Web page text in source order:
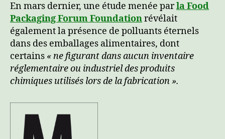
En mars dernier, une étude menée parla Food
Packaging Forum Foundationrévélait
également la présence de polluants éternels
dans des emballages alimentaires, dont
certains « ne figurant dans aucun inventaire
réglementaire ou industriel des produits
chimiques utilisés lors de la fabrication ».